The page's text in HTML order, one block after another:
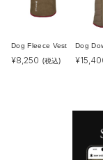
Dog Fleece Vest
¥8,250 (税込)
Dog
¥